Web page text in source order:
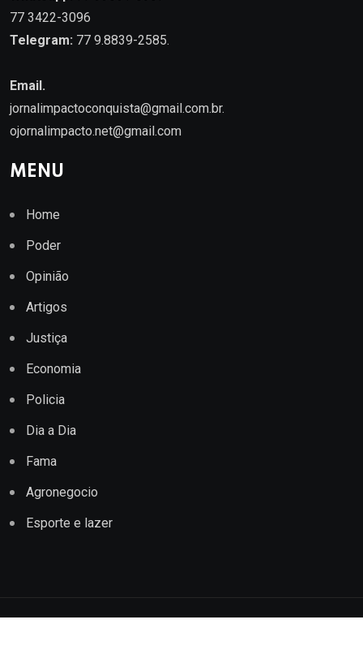
77 3422-3096
Telegram: 77 9.8839-2585.
Email.
jornalimpactoconquista@gmail.com.br.
ojornalimpacto.net@gmail.com
MENU
Home
Poder
Opinião
Artigos
Justiça
Economia
Policia
Dia a Dia
Fama
Agronegocio
Esporte e lazer